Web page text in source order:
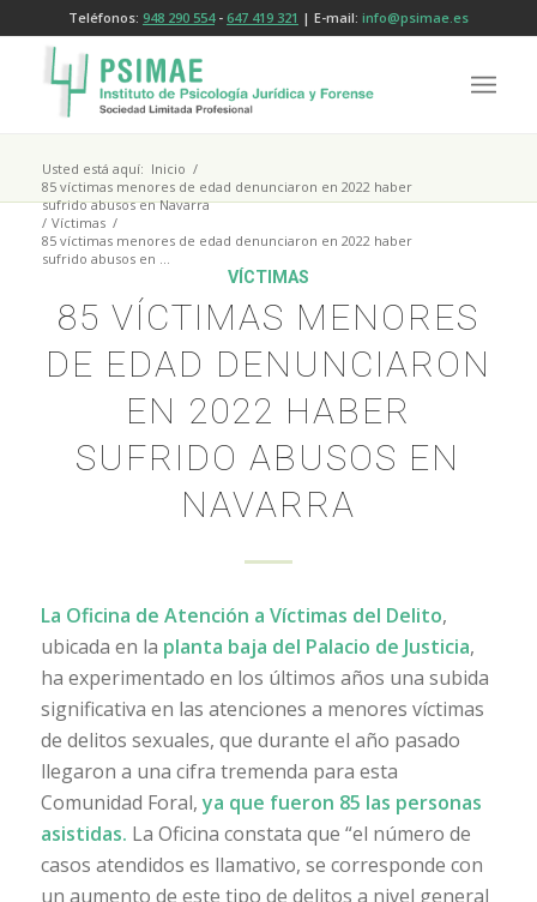
Teléfonos: 948 290 554- 647 419 321 | E-mail: info@psimae.es
Usted está aquí: Inicio /
85 víctimas menores de edad denunciaron en 2022 haber
sufrido abusos en Navarra
/ Víctimas /
85 víctimas menores de edad denunciaron en 2022 haber
sufrido abusos en ...
VÍCTIMAS
85 VÍCTIMAS MENORES
DE EDAD DENUNCIARON
EN 2022 HABER
SUFRIDO ABUSOS EN
NAVARRA
La Oficina de Atención a Víctimas del Delito,
ubicada en la planta baja del Palacio de Justicia,
ha experimentado en los últimos años una subida
significativa en las atenciones a menores víctimas
de delitos sexuales, que durante el año pasado
llegaron a una cifra tremenda para esta
Comunidad Foral,ya que fueron 85 las personas
asistidas. La Oficina constata que “el número de
casos atendidos es llamativo, se corresponde con
un aumento de este tipo de delitos a nivel general